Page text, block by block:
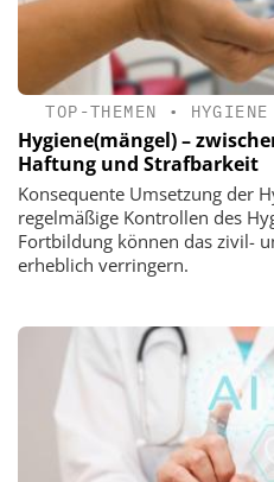
TOP-THEMEN • HYGIENE
Hygiene(mängel) –
Haftung und Strafbarkeit
Konsequente Umsetzung der
regelmäßige Kontrollen des
Fortbildung können das zivil-
erheblich verringern.